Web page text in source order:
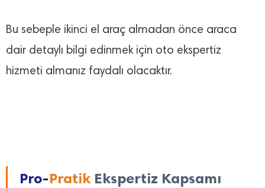
Bu sebeple ikinci el araç almadan önce araca
dair detaylı bilgi edinmek için oto ekspertiz
hizmeti almanız faydalı olacaktır.
Pro-Pratik Ekspertiz Kapsamı